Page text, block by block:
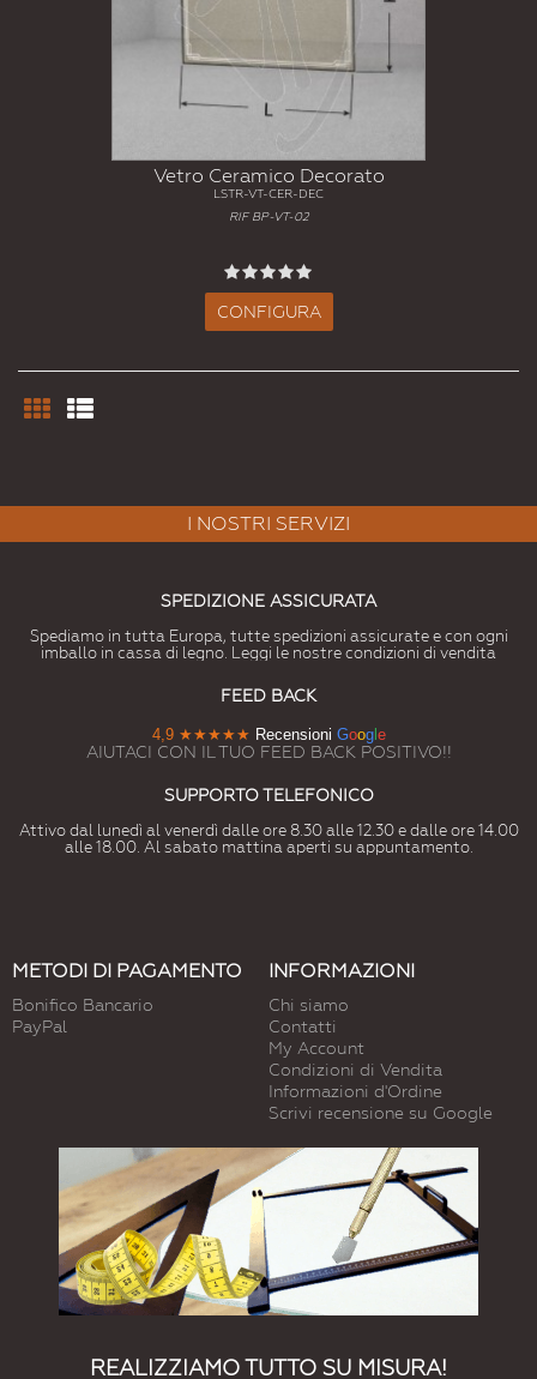
Vetro Ceramico Decorato
LSTR-VT-CER-DEC
RIF BP-VT-02
CONFIGURA
I NOSTRI SERVIZI
SPEDIZIONE ASSICURATA
Spediamo in tutta Europa, tutte spedizioni assicurate e con ogni
imballo in cassa di legno. Leggi le nostre condizioni di vendita
FEED BACK
4,9 ★★★★★ Recensioni Google
AIUTACI CON IL TUO FEED BACK POSITIVO!!
SUPPORTO TELEFONICO
Attivo dal lunedì al venerdì dalle ore 8.30 alle 12.30 e dalle ore 14.00
alle 18.00. Al sabato mattina aperti su appuntamento.
METODI DI PAGAMENTO
Bonifico Bancario
PayPal
INFORMAZIONI
Chi siamo
Contatti
My Account
Condizioni di Vendita
Informazioni d'Ordine
Scrivi recensione su Google
REALIZZIAMO TUTTO SU MISURA!